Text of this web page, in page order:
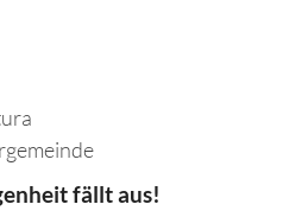
fällt aus!